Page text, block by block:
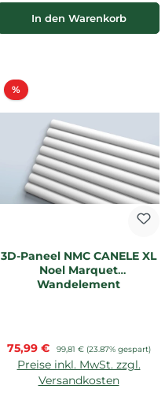
In den Warenkorb
%Rabatt
3D-Paneel NMC CANELE XL
Noel Marquet
Wandelement
Verkaufspreis:
75,99 € Regulärer Preis:
99,81 € (23.87% gespart)
Preise inkl. MwSt. zzgl.
Versandkosten